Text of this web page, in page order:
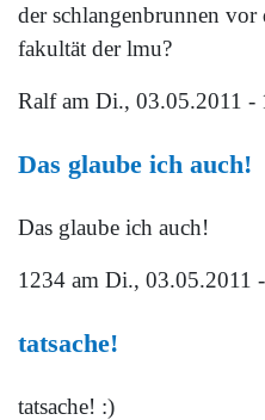
der schlangenbrunnen
fakultät der lmu?
Ralfam Di., 03.05.2011 -
Das glaube ich auch!
Das glaube ich auch!
1234 am Di., 03.05.2011
tatsache!
tatsache! :)